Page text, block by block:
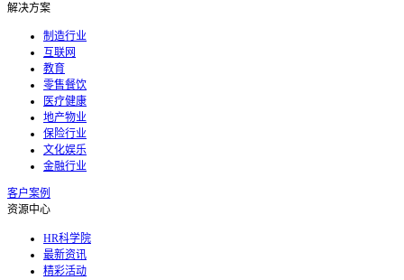
解决方案
制造行业
互联网
教育
零售餐饮
医疗健康
地产物业
保险行业
文化娱乐
金融行业
客户案例
资源中心
HR科学院
最新资讯
精彩活动